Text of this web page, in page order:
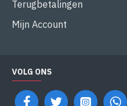
Terugbetalingen
Mijn Account
VOLG ONS